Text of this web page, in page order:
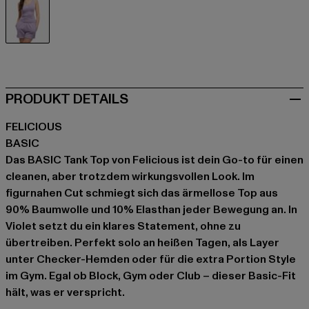
PRODUKT DETAILS
FELICIOUS
BASIC
Das BASIC Tank Top von Felicious ist dein Go-to für einen
cleanen, aber trotzdem wirkungsvollen Look. Im
figurnahen Cut schmiegt sich das ärmellose Top aus
90% Baumwolle und 10% Elasthan jeder Bewegung an. In
Violet setzt du ein klares Statement, ohne zu
übertreiben. Perfekt solo an heißen Tagen, als Layer
unter Checker-Hemden oder für die extra Portion Style
im Gym. Egal ob Block, Gym oder Club – dieser Basic-Fit
hält, was er verspricht.